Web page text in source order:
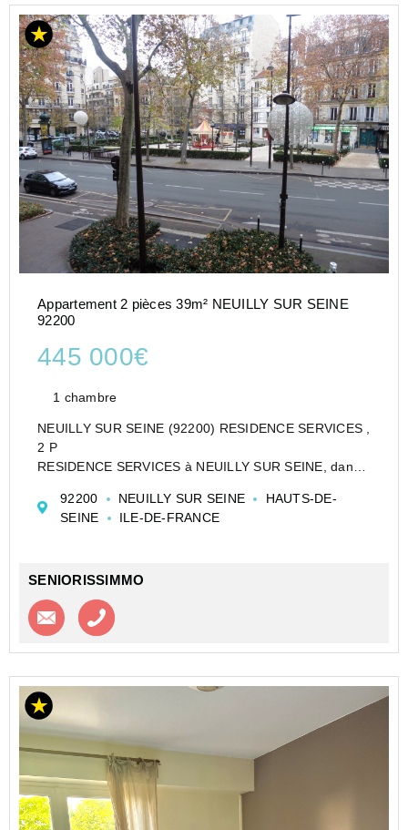
Appartement 2 pièces 39m² NEUILLY SUR SEINE
92200
445 000€
1 chambre
NEUILLY SUR SEINE (92200) RESIDENCE SERVICES ,
2 P
RESIDENCE SERVICES à NEUILLY SUR SEINE, dans
au coeur de NEUILLY, proche de l'hôtel de Ville, en
étage bas, adorable deux pièces de 39 m² en bon...
92200 NEUILLY SUR SEINE
HAUTS-DE-
SEINE
ILE-DE-FRANCE
SENIORISSIMMO
Contacter l'agence